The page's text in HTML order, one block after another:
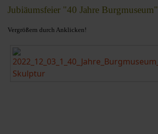
Jubiäumsfeier "40 Jahre Burgmuseum"
Vergrößern durch Anklicken!